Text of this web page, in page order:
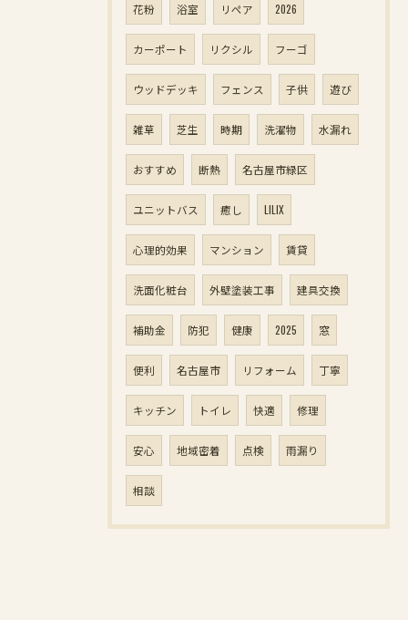
花粉 浴室 リペア 2026
カーポート リクシル フーゴ
ウッドデッキ フェンス 子供 遊び
雑草 芝生 時期 洗濯物 水漏れ
おすすめ 断熱 名古屋市緑区
ユニットバス 癒し LILIX
心理的効果 マンション 賃貸
洗面化粧台 外壁塗装工事 建具交換
補助金 防犯 健康 2025 窓
便利 名古屋市 リフォーム 丁寧
キッチン トイレ 快適 修理
安心 地域密着 点検 雨漏り
相談